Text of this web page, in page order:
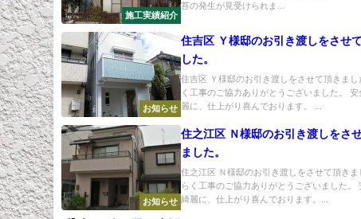
施工実績紹介
苔の発生が見受けられま...
お知らせ
住吉区 Ｙ様邸のお引き渡しをさせ
した。
住吉区 Ｙ様邸のお引き渡しをさせて頂きまし
く工事のご協力ありがとうございました。 安
麗に、仕上がり喜んでおります。 ...
お知らせ
住之江区 Ｎ様邸のお引き渡しをさ
ました。
住之江区 Ｎ様邸のお引き渡しをさせて頂きま
らく工事のご協力ありがとうございました。
綺麗に、仕上がり喜んでおります。...